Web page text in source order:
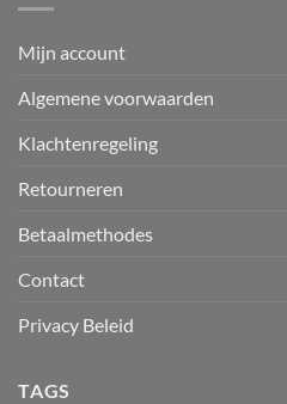
Mijn account
Algemene voorwaarden
Klachtenregeling
Retourneren
Betaalmethodes
Contact
Privacy Beleid
TAGS